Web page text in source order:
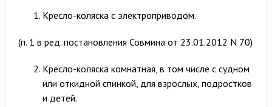
Кресло-коляска с электроприводом.
(п. 1 в ред. постановления Совмина от 23.01.2012 N 70)
Кресло-коляска комнатная, в том числе с судном
или откидной спинкой, для взрослых, подростков
и детей.